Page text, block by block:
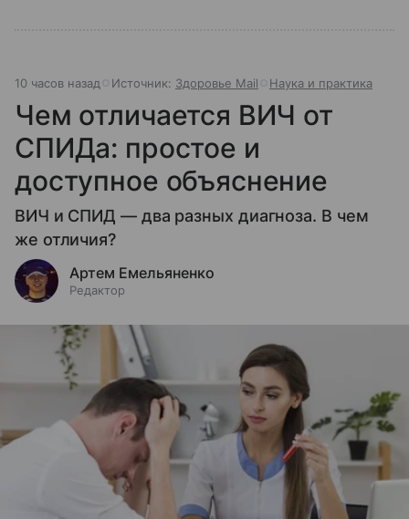
10 часов назад Источник: Здоровье Mail Наука и практика
Чем отличается ВИЧ от
СПИДа: простое и
доступное объяснение
ВИЧ и СПИД — два разных диагноза. В чем
же отличия?
Артем Емельяненко
Редактор